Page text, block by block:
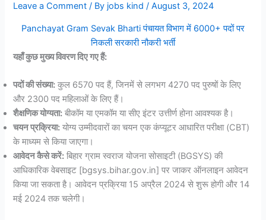
Leave a Comment / By jobs kind/August 3, 2024
Panchayat Gram Sevak Bharti पंचायत विभाग में 6000+ पदों पर
निकली सरकारी नौकरी भर्ती
यहाँ कुछ मुख्य विवरण दिए गए हैं:
पदों की संख्या: कुल 6570 पद हैं, जिनमें से लगभग 4270 पद पुरुषों के लिए
और 2300 पद महिलाओं के लिए हैं।
शैक्षणिक योग्यता: बीकॉम या एमकॉम या सीए इंटर उत्तीर्ण होना आवश्यक है।
चयन प्रक्रिया: योग्य उम्मीदवारों का चयन एक कंप्यूटर आधारित परीक्षा (CBT)
के माध्यम से किया जाएगा।
आवेदन कैसे करें: बिहार ग्राम स्वराज योजना सोसाइटी (BGSYS) की
आधिकारिक वेबसाइट [bgsys.bihar.gov.in] पर जाकर ऑनलाइन आवेदन
किया जा सकता है। आवेदन प्रक्रिया 15 अप्रैल 2024 से शुरू होगी और 14
मई 2024 तक चलेगी।